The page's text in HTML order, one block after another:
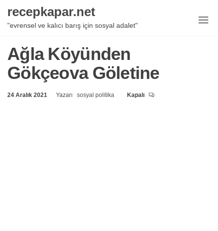
İçeriğe
geçrecepkapar.net
"evrensel ve kalıcı barış için sosyal adalet"
Ağla Köyünden
Gökçeova Göletine
24 Aralık 2021 Yazarı sosyal politika Kapalı